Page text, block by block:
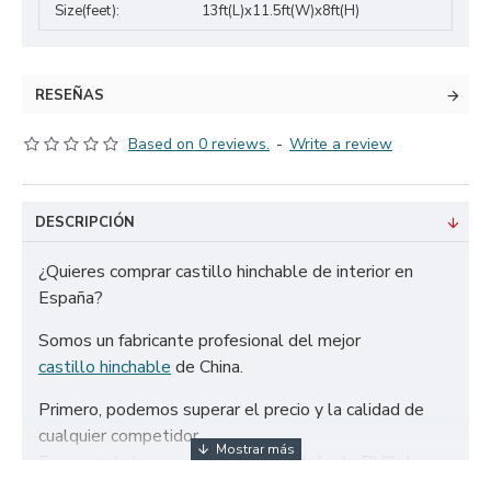
Size(feet):
13ft(L)x11.5ft(W)x8ft(H)
RESEÑAS
Based on 0 reviews. - Write a review
DESCRIPCIÓN
¿Quieres comprar castillo hinchable de interior en
España?
Somos un fabricante profesional del mejor
castillo hinchable de China.
Primero, podemos superar el precio y la calidad de
cualquier competidor.
En segundo lugar, solo utilizamos tela de PVC de